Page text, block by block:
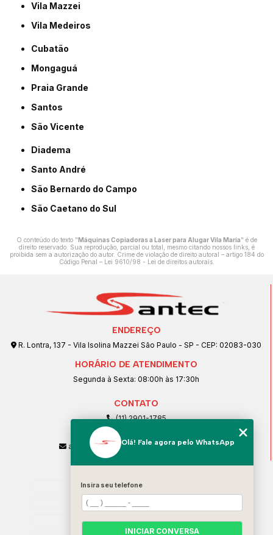
Vila Mazzei
Vila Medeiros
Cubatão
Mongaguá
Praia Grande
Santos
São Vicente
Diadema
Santo André
São Bernardo do Campo
São Caetano do Sul
O conteúdo do texto "Máquinas Copiadoras a Laser para Alugar Vila Maria" é de
direito reservado. Sua reprodução, parcial ou total, mesmo citando nossos links, é
proibida sem a autorização do autor. Crime de violação de direito autoral – artigo 184 do
Código Penal – Lei 9610/98 - Lei de direitos autorais.
ENDEREÇO
R. Lontra, 137 - Vila Isolina Mazzei São Paulo - SP - CEP: 02083-030
HORÁRIO DE ATENDIMENTO
Segunda à Sexta: 08:00h às 17:30h
CONTATO
(11) 2901-1785
(11) 99239-1832
atendimento@santeccopiadoras.com.br
Home
Empresa
SERVIÇOS
Olá! Fale agora pelo WhatsApp
Insira seu telefone
INICIAR CONVERSA